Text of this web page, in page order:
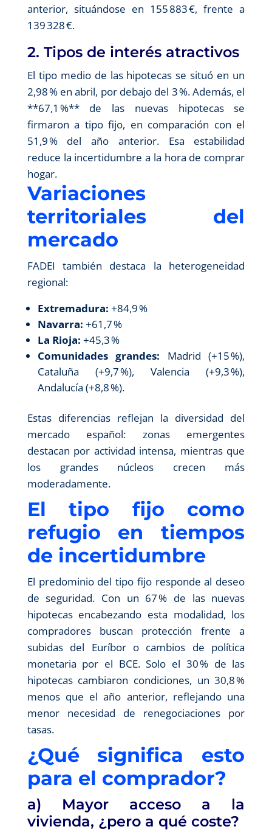
anterior, situándose en 155 883 €, frente a
139 328 €.
2. Tipos de interés atractivos
El tipo medio de las hipotecas se situó en un
2,98 % en abril, por debajo del 3 %. Además, el
**67,1 %** de las nuevas hipotecas se
firmaron a tipo fijo, en comparación con el
51,9 % del año anterior. Esa estabilidad
reduce la incertidumbre a la hora de comprar
hogar.
Variaciones
territoriales del
mercado
FADEI también destaca la heterogeneidad
regional:
Extremadura: +84,9 %
Navarra: +61,7 %
La Rioja: +45,3 %
Comunidades grandes: Madrid (+15 %),
Cataluña (+9,7 %), Valencia (+9,3 %),
Andalucía (+8,8 %).
Estas diferencias reflejan la diversidad del
mercado español: zonas emergentes
destacan por actividad intensa, mientras que
los grandes núcleos crecen más
moderadamente.
El tipo fijo como
refugio en tiempos
de incertidumbre
El predominio del tipo fijo responde al deseo
de seguridad. Con un 67 % de las nuevas
hipotecas encabezando esta modalidad, los
compradores buscan protección frente a
subidas del Euríbor o cambios de política
monetaria por el BCE. Solo el 30 % de las
hipotecas cambiaron condiciones, un 30,8 %
menos que el año anterior, reflejando una
menor necesidad de renegociaciones por
tasas.
¿Qué significa esto
para el comprador?
a) Mayor acceso a la
vivienda, ¿pero a qué coste?